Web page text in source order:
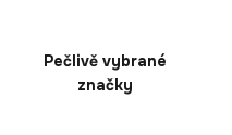
Pečlivě vybrané
značky